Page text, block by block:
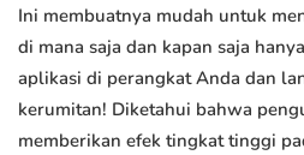
Ini membuatnya mudah untuk
di mana saja dan kapan saja
aplikasi di perangkat Anda dan
kerumitan! Diketahui bahwa
memberikan efek tingkat tinggi